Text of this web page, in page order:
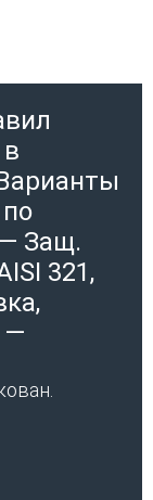
Защ.
321,
—